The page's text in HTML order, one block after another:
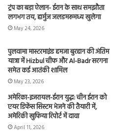
ट्रंप का बड़ा ऐलान- ईरान के साथ समझौता
लगभग तय, हार्मुज जलडमरूमध्य खुलेगा
May 24, 2026
पुलवामा मास्टरमाइंड हमजा बुरहान की अंतिम
यात्रा में Hizbul चीफ और Al-Badr सरगना
समेत कई आतंकी शामिल
May 23, 2026
अमेरिका-इजरायल-ईरान युद्ध: चीन ईरान को
एयर डिफेंस सिस्टम भेजने की तैयारी में,
अमेरिकी खुफिया रिपोर्ट में दावा
April 11, 2026